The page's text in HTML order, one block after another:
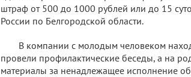
штраф от 500 до 1000 рублей или до 15
России по Белгородской области.
В компании с молодым человеком
провели профилактические беседы, а на
материалы за ненадлежащее исполнение